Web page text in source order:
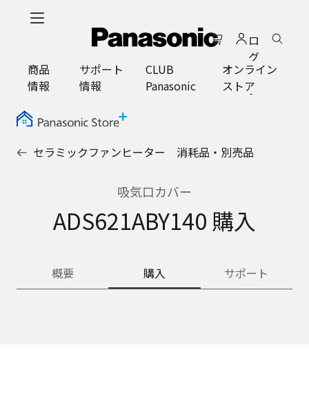
ロ
グ
イ
ン
商品
情報
サポート
情報
CLUB
Panasonic
オンライン
ストア
セラミックファンヒーター 消耗品・別売品
吸気口カバー
ADS621ABY140 購入
概要 購入 サポート